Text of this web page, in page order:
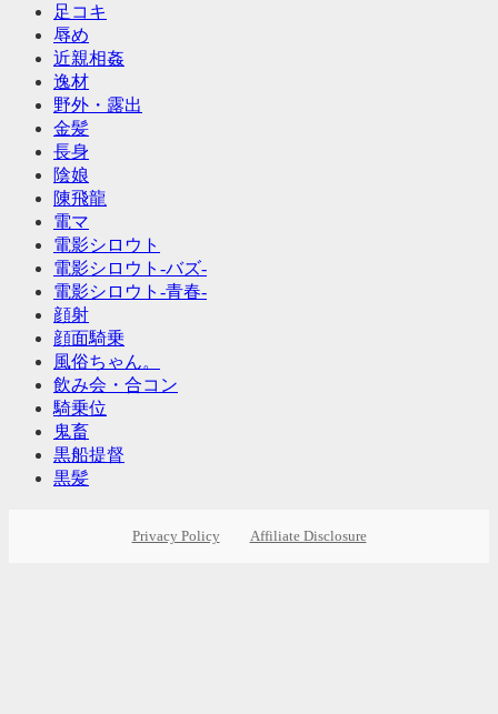
足コキ
辱め
近親相姦
逸材
野外・露出
金髪
長身
陰娘
陳飛龍
電マ
電影シロウト
電影シロウト-バズ-
電影シロウト-青春-
顔射
顔面騎乗
風俗ちゃん。
飲み会・合コン
騎乗位
鬼畜
黒船提督
黒髪
Privacy Policy Affiliate Disclosure